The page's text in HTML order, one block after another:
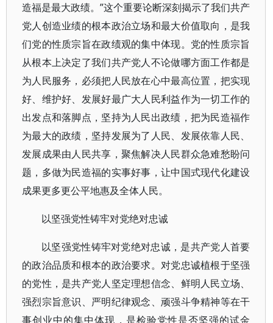
造福是最大政绩。”这个重要论断深刻揭示了我们共产
党人创造业绩的根本政治立场和最大价值取向，是我
们党的性质宗旨在政绩观的集中体现。党的性质宗旨
从根本上决定了我们共产党人不论做哪方面工作都是
为人民服务，必须把人民放在心中最高位置，把实现
好、维护好、发展好最广大人民利益作为一切工作的
出发点和落脚点，坚持为人民出政绩，把为民造福作
为最大的政绩，坚持发展为了人民、发展依靠人民、
发展成果由人民共享，聚焦解决人民群众急难愁盼问
题，多做为民造福的实事好事，让中国式现代化建设
成果更多更公平地惠及全体人民。
以坚强党性铸牢对党绝对忠诚
以坚强党性铸牢对党绝对忠诚，是共产党人首要
的政治品质和根本的政治要求。对党忠诚植根于坚强
的党性，是共产党人坚定理想信念、鲜明人民立场、
强烈宗旨意识、严明纪律观念、顽强斗争精神等在干
事创业中的集中体现，是检验党性是否坚强的试金